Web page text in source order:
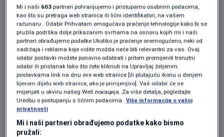
za javni prevoz bio nedostupan za
informacije „što je suprotno svim važećim
procedurama i pravilima za postupanje u
vanrednim situacijama“.
Dodali su i da su jedino vozila GSP-a po
redu vožnje saobraćala, sve dok im tokom
dana nije naloženo i to od nadležnih
organa, a ne njihovom odlukom, da se
Mi i naši 603 partneri pohranjujemo i pristupamo osobnim podacima,
kao što su pretraga web stranica ili lični identifikatori, na vašem
računaru . Odabir Prihvatam omogućava praćenje tehnologije kako bi se
pružila podrška dolje prikazanim svrhama na osnovu kojih mi i naši
partneri obrađujemo podatke Ukoliko je praćenje onemogućeno, neki od
sadržaja i reklama koje vidite možda neće biti relevantni za vas. Ovaj
odabir postavki možete ponovno odabrati i pritom promijeniti trenutni
odabir ili pristanak tako što ćete kliknuti na Upravljaj željenim
postavkama link na dnu ove web stranice [ili plutajuću ikonu u donjem
lijevom dijelu web stranice, ako je primjenjivo]. Vaš odabir će se
mijenjati u okviru našeg Wеб локација. Za više detalja, pogledajte
Uredbu o postupanju s ličnim podacima. Više informacija o vašoj
privatnosti
Mi i naši partneri obrađujemo podatke kako bismo
pružali: